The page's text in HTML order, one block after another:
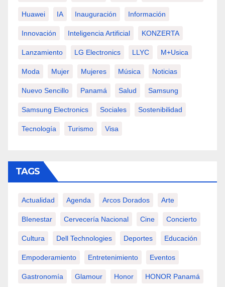
Huawei IA Inauguración Información
Innovación Inteligencia Artificial KONZERTA
Lanzamiento LG Electronics LLYC M+usica
Moda Mujer Mujeres Música Noticias
Nuevo Sencillo Panamá Salud Samsung
Samsung Electronics Sociales Sostenibilidad
Tecnología Turismo Visa
TAGS
Actualidad Agenda Arcos Dorados Arte
BIenestar Cervecería Nacional Cine Concierto
Cultura Dell Technologies Deportes Educación
Empoderamiento Entretenimiento Eventos
Gastronomía Glamour Honor HONOR Panamá